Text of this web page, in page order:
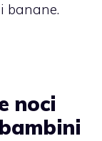
banane.
noci